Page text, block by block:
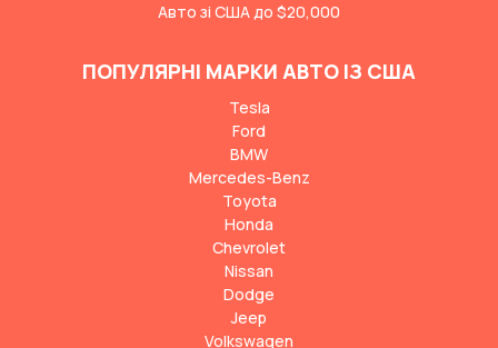
Авто зі США до $20,000
ПОПУЛЯРНІ МАРКИ АВТО ІЗ США
Tesla
Ford
BMW
Mercedes-Benz
Toyota
Honda
Chevrolet
Nissan
Dodge
Jeep
Volkswagen